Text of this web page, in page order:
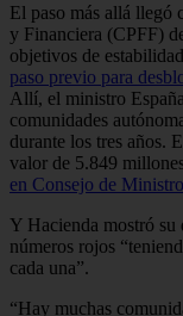
El paso más allá llegó
y Financiera (CPFF)
objetivos de
paso previo para
Allí, el ministro
comunidades
durante los tres años.
valor de 5.849
en Consejo de
Y Hacienda mostró su
números rojos
cada una”.
“Hay muchas